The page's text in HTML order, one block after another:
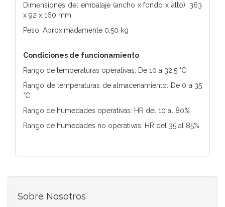
Dimensiones del embalaje (ancho x fondo x alto): 363
x 92 x 160 mm
Peso: Aproximadamente 0,50 kg
Condiciones de funcionamiento
Rango de temperaturas operativas: De 10 a 32,5 °C
Rango de temperaturas de almacenamiento: De 0 a 35
°C
Rango de humedades operativas: HR del 10 al 80%
Rango de humedades no operativas: HR del 35 al 85%
Sobre Nosotros